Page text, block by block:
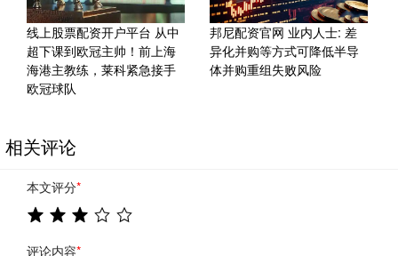
线上股票配资开户平台 从中
超下课到欧冠主帅！前上海
海港主教练，莱科紧急接手
欧冠球队
邦尼配资官网 业内人士: 差
异化并购等方式可降低半导
体并购重组失败风险
相关评论
本文评分*
评论内容*